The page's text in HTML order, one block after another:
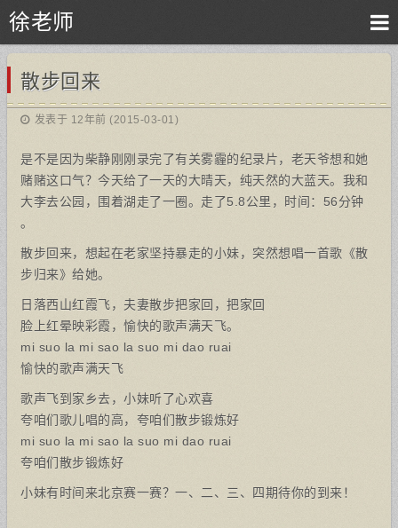
徐老师
散步回来
发表于 12年前 (2015-03-01)
是不是因为柴静刚刚录完了有关雾霾的纪录片，老天爷想和她
赌赌这口气？今天给了一天的大晴天，纯天然的大蓝天。我和
大李去公园，围着湖走了一圈。走了5.8公里，时间：56分钟
。
散步回来，想起在老家坚持暴走的小妹，突然想唱一首歌《散
步归来》给她。
日落西山红霞飞，夫妻散步把家回，把家回
脸上红晕映彩霞，愉快的歌声满天飞。
mi suo la mi sao la suo mi dao ruai
愉快的歌声满天飞
歌声飞到家乡去，小妹听了心欢喜
夸咱们歌儿唱的高，夸咱们散步锻炼好
mi suo la mi sao la suo mi dao ruai
夸咱们散步锻炼好
小妹有时间来北京赛一赛？一、二、三、四期待你的到来！